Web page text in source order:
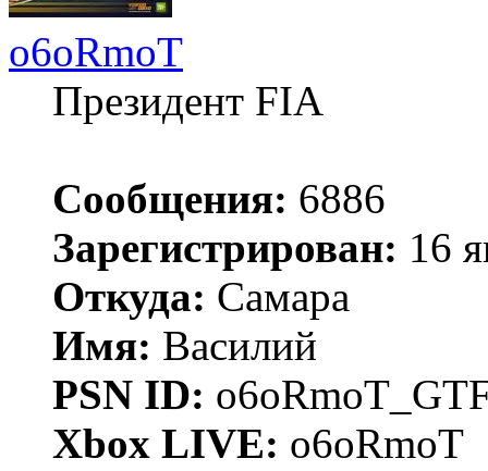
o6oRmoT
Президент FIA
Сообщения: 6886
Зарегистрирован: 16
Откуда: Самара
Имя: Василий
PSN ID:
Xbox LIVE: o6oRmoT